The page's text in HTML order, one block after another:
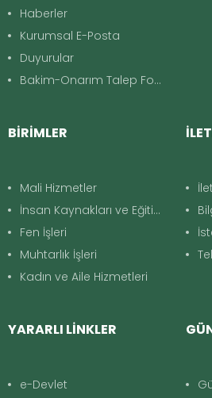
Haberler
Kurumsal E-Posta
Duyurular
Bakim-Onarım Talep Formu
BİRİMLER
Mali Hizmetler
İnsan Kaynakları ve Eğitim
Fen İşleri
Muhtarlık İşleri
Kadın ve Aile Hizmetleri
YARARLI LİNKLER
e-Devlet